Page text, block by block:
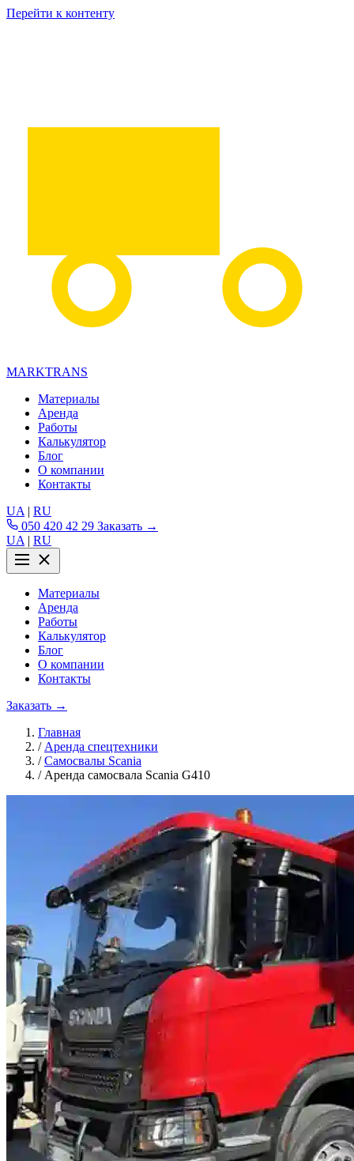
Перейти к контенту
MARKTRANS
Материалы
Аренда
Работы
Калькулятор
Блог
О компании
Контакты
UA | RU
050 420 42 29 Заказать →
UA | RU
Материалы
Аренда
Работы
Калькулятор
Блог
О компании
Контакты
Заказать →
Главная
/ Аренда спецтехники
/ Самосвалы Scania
/ Аренда самосвала Scania G410